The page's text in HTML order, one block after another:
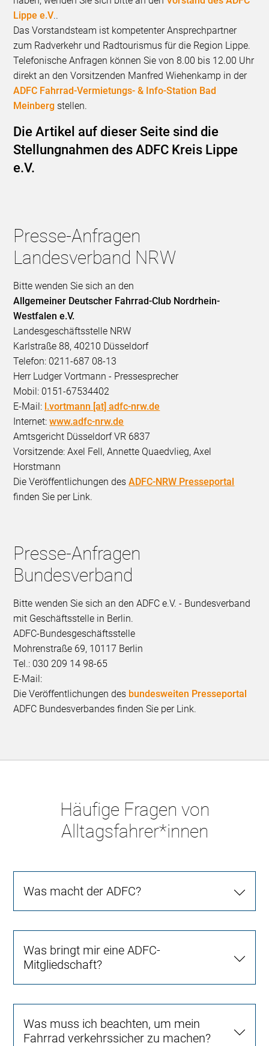
Lippe e.V..
Das Vorstandsteam ist kompetenter Ansprechpartner
zum Radverkehr und Radtourismus für die Region Lippe.
Telefonische Anfragen können Sie von 8.00 bis 12.00 Uhr
direkt an den Vorsitzenden Manfred Wiehenkamp in der
ADFC Fahrrad-Vermietungs- & Info-Station Bad
Meinberg stellen.
Die Artikel auf dieser Seite sind die
Stellungnahmen des ADFC Kreis Lippe
e.V.
Presse-Anfragen
Landesverband NRW
Bitte wenden Sie sich an den
Allgemeiner Deutscher Fahrrad-Club Nordrhein-
Westfalen e.V.
Landesgeschäftsstelle NRW
Karlstraße 88, 40210 Düsseldorf
Telefon: 0211-687 08-13
Herr Ludger Vortmann - Pressesprecher
Mobil: 0151-67534402
E-Mail: l.vortmann [at] adfc-nrw.de
Internet:www.adfc-nrw.de
Amtsgericht Düsseldorf VR 6837
Vorsitzende: Axel Fell, Annette Quaedvlieg, Axel
Horstmann
Die Veröffentlichungen desADFC-NRW Presseportal
finden Sie per Link.
Presse-Anfragen
Bundesverband
Bitte wenden Sie sich an den ADFC e.V. - Bundesverband
mit Geschäftsstelle in Berlin.
ADFC-Bundesgeschäftsstelle
Mohrenstraße 69, 10117 Berlin
Tel.: 030 209 14 98-65
E-Mail:
Die Veröffentlichungen des bundesweiten Presseportal
ADFC Bundesverbandes finden Sie per Link.
Häufige Fragen von
Alltagsfahrer*innen
Was macht der ADFC?
Was bringt mir eine ADFC-
Mitgliedschaft?
Was muss ich beachten, um mein
Fahrrad verkehrssicher zu machen?